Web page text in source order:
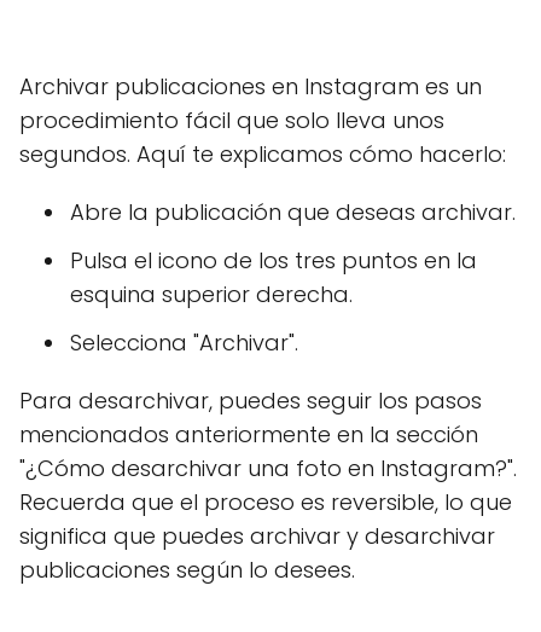
Archivar publicaciones en Instagram es un
procedimiento fácil que solo lleva unos
segundos. Aquí te explicamos cómo hacerlo:
Abre la publicación que deseas archivar.
Pulsa el icono de los tres puntos en la
esquina superior derecha.
Selecciona "Archivar".
Para desarchivar, puedes seguir los pasos
mencionados anteriormente en la sección
"¿Cómo desarchivar una foto en Instagram?".
Recuerda que el proceso es reversible, lo que
significa que puedes archivar y desarchivar
publicaciones según lo desees.